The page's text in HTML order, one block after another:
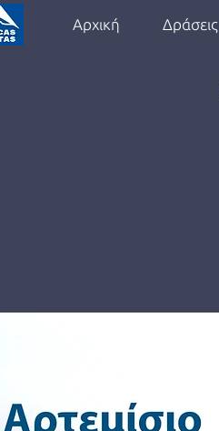
Αρχική Δράσεις